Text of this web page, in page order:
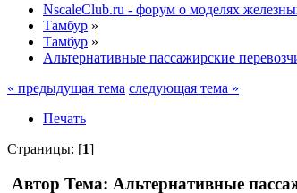
NscaleClub.ru - форум о моделях
Тамбур »
Тамбур »
Альтернативные пассажирские
« предыдущая тема следующая тема »
Печать
Страницы: [1]
Автор Тема: Альтернативные